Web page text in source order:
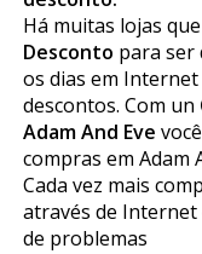
Há muitas lojas que
Desconto para ser
os dias em
descontos. Com un
Adam And Eve
compras em Adam
Cada vez mais
através de
de problemas